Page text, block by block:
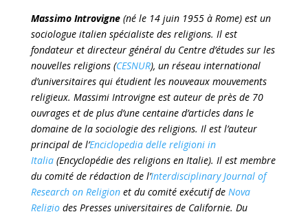
Massimo Introvigne(né le 14 juin 1955 à Rome) est un
sociologue italien spécialiste des religions. Il est
fondateur et directeur général du Centre d’études sur les
nouvelles religions (CESNUR), un réseau international
d’universitaires qui étudient les nouveaux mouvements
religieux. Massimi Introvigne est auteur de près de 70
ouvrages et de plus d’une centaine d’articles dans le
domaine de la sociologie des religions. Il est l’auteur
principal de l’Enciclopedia delle religioni in
Italia(Encyclopédie des religions en Italie). Il est membre
du comité de rédaction de l’Interdisciplinary Journal of
Research on Religionet du comité exécutif de Nova
Religiodes Presses universitaires de Californie. Du